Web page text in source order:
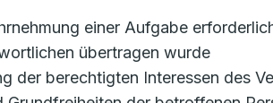
einer Aufgabe
übertragen wurde
der berechtigten Interessen des